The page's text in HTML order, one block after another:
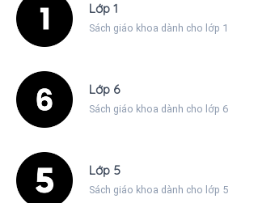
Lớp 1
Sách giáo khoa dành cho lớp 1
Lớp 6
Sách giáo khoa dành cho lớp 6
Lớp 5
Sách giáo khoa dành cho lớp 5